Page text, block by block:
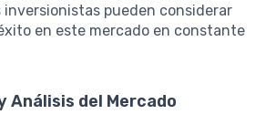
pueden considerar
en este mercado en constante
Análisis del Mercado